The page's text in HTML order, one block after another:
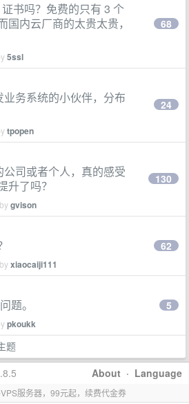
书吗？免费的只有 3 个
内云厂商的太贵太贵，
5ssl
68
务系统的小伙伴，分布
tpopen
24
司或者个人，真的感受
升了吗？
gvison
130
xiaocaiji111
62
题。
pkoukk
5
题
About · Language
服务器，99元起，续费代金券